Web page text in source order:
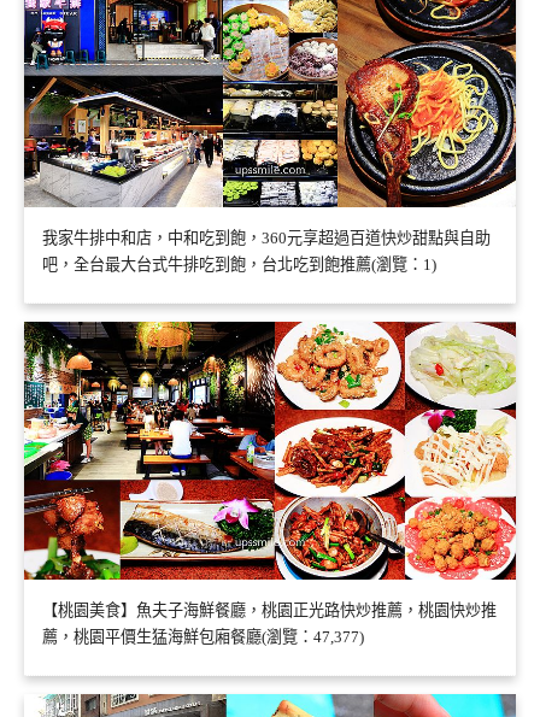
我家牛排中和店，中和吃到飽，360元享超過百道快炒甜點與自助
吧，全台最大台式牛排吃到飽，台北吃到飽推薦(瀏覽：1)
【桃園美食】魚夫子海鮮餐廳，桃園正光路快炒推薦，桃園快炒推
薦，桃園平價生猛海鮮包廂餐廳(瀏覽：47,377)